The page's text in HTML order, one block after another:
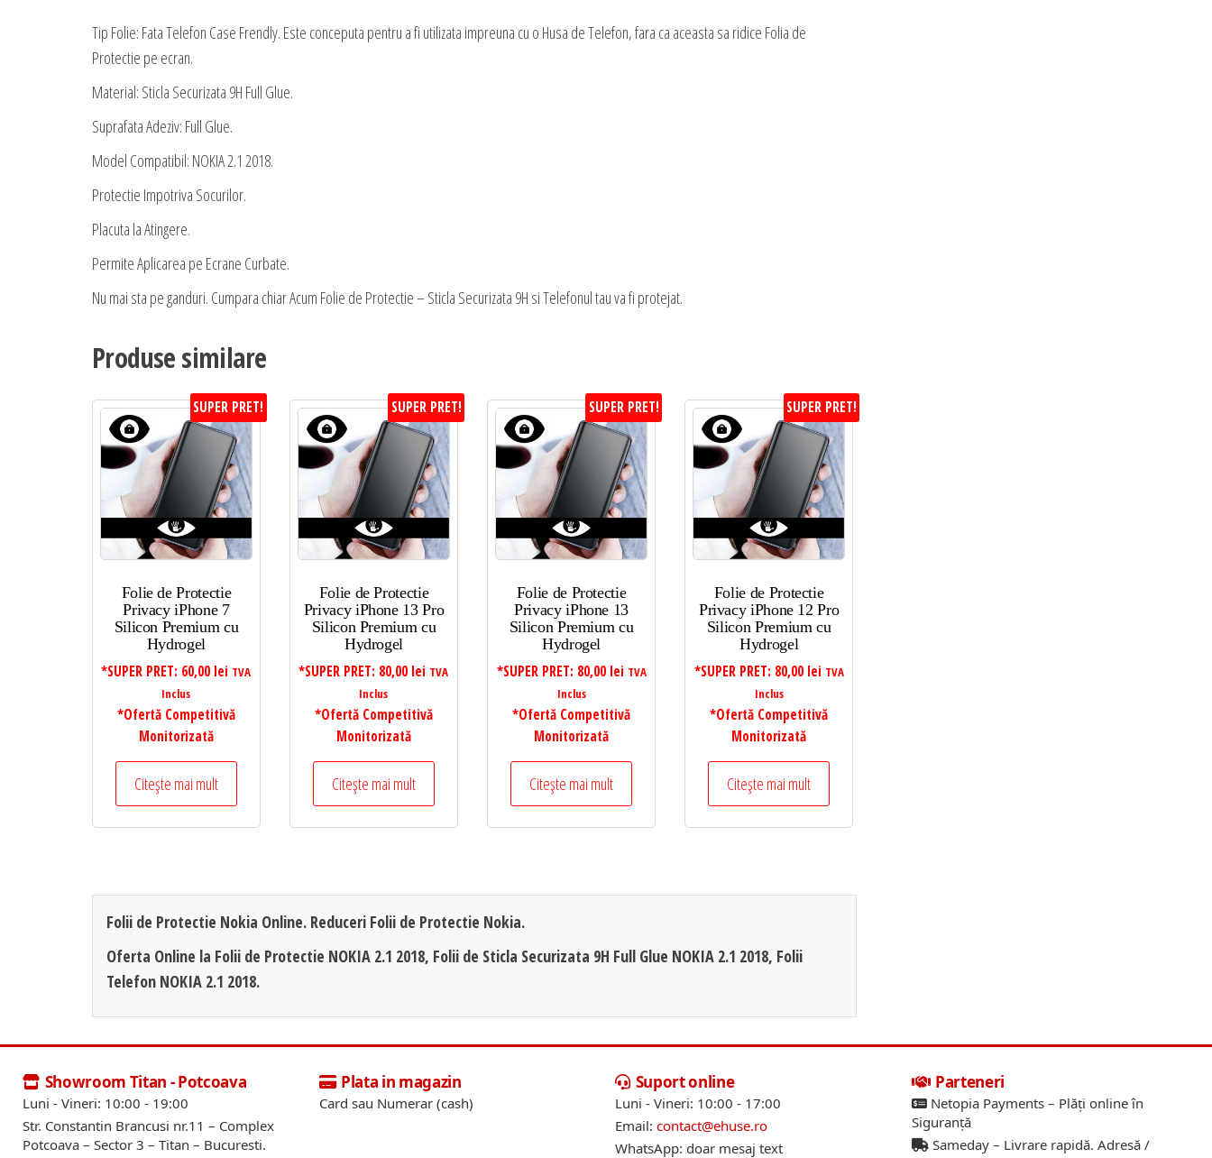
Tip Folie: Fata Telefon Case Frendly. Este conceputa pentru a fi utilizata impreuna cu o Husa de Telefon, fara ca aceasta sa ridice Folia de
Protectie pe ecran.
Material: Sticla Securizata 9H Full Glue.
Suprafata Adeziv: Full Glue.
Model Compatibil: NOKIA 2.1 2018.
Protectie Impotriva Socurilor.
Placuta la Atingere.
Permite Aplicarea pe Ecrane Curbate.
Nu mai sta pe ganduri. Cumpara chiar Acum Folie de Protectie – Sticla Securizata 9H si Telefonul tau va fi protejat.
Produse similare
SUPER PRET!
Folie de Protectie
Privacy iPhone 7
Silicon Premium cu
Hydrogel
*SUPER PRET: 60,00 lei TVA
Inclus
*Ofertă Competitivă
Monitorizată
Citește mai mult
SUPER PRET!
Folie de Protectie
Privacy iPhone 13 Pro
Silicon Premium cu
Hydrogel
*SUPER PRET: 80,00 lei TVA
Inclus
*Ofertă Competitivă
Monitorizată
Citește mai mult
SUPER PRET!
Folie de Protectie
Privacy iPhone 13
Silicon Premium cu
Hydrogel
*SUPER PRET: 80,00 lei TVA
Inclus
*Ofertă Competitivă
Monitorizată
Citește mai mult
SUPER PRET!
Folie de Protectie
Privacy iPhone 12 Pro
Silicon Premium cu
Hydrogel
*SUPER PRET: 80,00 lei TVA
Inclus
*Ofertă Competitivă
Monitorizată
Citește mai mult
Folii de Protectie Nokia Online. Reduceri Folii de Protectie Nokia.
Oferta Online la Folii de Protectie NOKIA 2.1 2018, Folii de Sticla Securizata 9H Full Glue NOKIA 2.1 2018, Folii
Telefon NOKIA 2.1 2018.
Showroom Titan - Potcoava
Luni - Vineri: 10:00 - 19:00
Str. Constantin Brancusi nr.11 – Complex
Potcoava – Sector 3 – Titan – Bucuresti.
Plata in magazin
Card sau Numerar (cash)
Suport online
Luni - Vineri: 10:00 - 17:00
Email: contact@ehuse.ro
WhatsApp: doar mesaj text
Parteneri
Netopia Payments – Plăți online în
Siguranță
Sameday – Livrare rapidă. Adresă /